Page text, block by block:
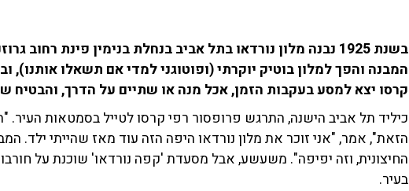
בשנת 1925 נבנה מלון נורדאו בתל אביב בנחלת בנימין פינת
המבנה והפך למלון בוטיק יוקרתי (ופוטוגני למדי אם תשאלו אותנו),
קרסו יצא למסע בעקבות הזמן, אכל מנה או שתיים על הדרך, והבטיח
כיליד תל אביב הישנה, התרגש פרופסור רפי קרסו לטייל בסמטאות העיר.
הזאת", אמר, "אני זוכר את מלון נורדאו היפה הזה עוד מאז שהייתי ילד.
החיצונית, וזה יפיפה". משעשע, אבל מסעדת 'קפה נורדאו' שוכנת על
בעיר.